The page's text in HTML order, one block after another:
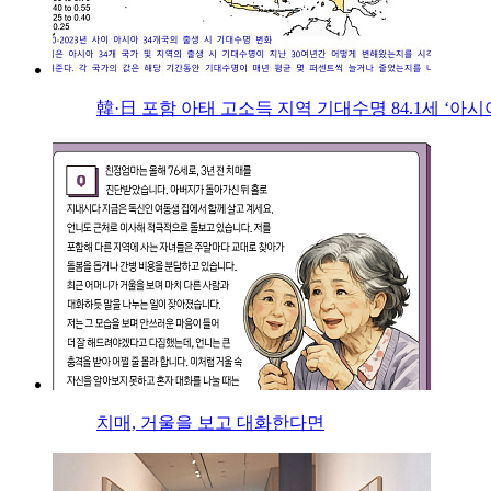
韓·日 포함 아태 고소득 지역 기대수명 84.1세 ‘아시
치매, 거울을 보고 대화한다면